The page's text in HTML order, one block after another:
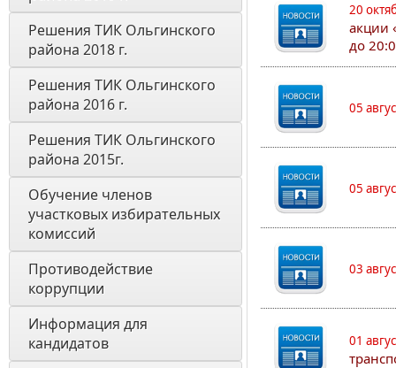
Решения ТИК Ольгинского
района 2018 г.
Решения ТИК Ольгинского
района 2016 г.
Решения ТИК Ольгинского
района 2015г.
Обучение членов
участковых избирательных
комиссий
Противодействие
коррупции
Информация для
кандидатов
20
акции
до
05
05
03
01